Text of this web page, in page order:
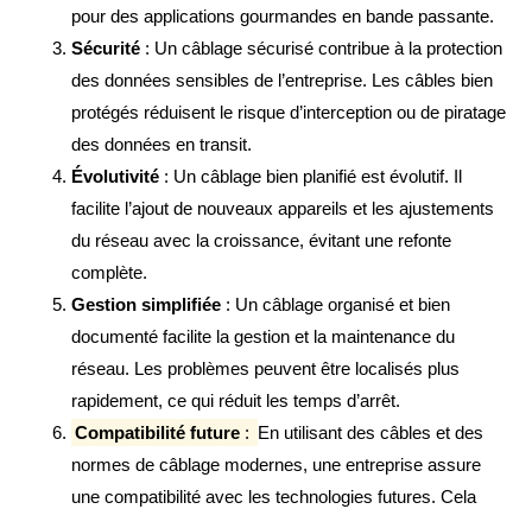
pour des applications gourmandes en bande passante.
Sécurité : Un câblage sécurisé contribue à la protection
des données sensibles de l’entreprise. Les câbles bien
protégés réduisent le risque d’interception ou de piratage
des données en transit.
Évolutivité : Un câblage bien planifié est évolutif. Il
facilite l’ajout de nouveaux appareils et les ajustements
du réseau avec la croissance, évitant une refonte
complète.
Gestion simplifiée : Un câblage organisé et bien
documenté facilite la gestion et la maintenance du
réseau. Les problèmes peuvent être localisés plus
rapidement, ce qui réduit les temps d’arrêt.
Compatibilité future : En utilisant des câbles et des
normes de câblage modernes, une entreprise assure
une compatibilité avec les technologies futures. Cela